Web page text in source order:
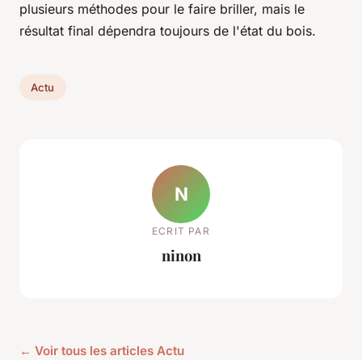
plusieurs méthodes pour le faire briller, mais le
résultat final dépendra toujours de l'état du bois.
Actu
N
ECRIT PAR
ninon
← Voir tous les articles Actu